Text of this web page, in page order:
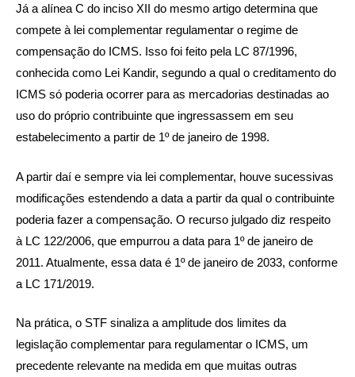
Já a alínea C do inciso XII do mesmo artigo determina que
compete à lei complementar regulamentar o regime de
compensação do ICMS. Isso foi feito pela LC 87/1996,
conhecida como Lei Kandir, segundo a qual o creditamento do
ICMS só poderia ocorrer para as mercadorias destinadas ao
uso do próprio contribuinte que ingressassem em seu
estabelecimento a partir de 1º de janeiro de 1998.
A partir daí e sempre via lei complementar, houve sucessivas
modificações estendendo a data a partir da qual o contribuinte
poderia fazer a compensação. O recurso julgado diz respeito
à LC 122/2006, que empurrou a data para 1º de janeiro de
2011. Atualmente, essa data é 1º de janeiro de 2033, conforme
a LC 171/2019.
Na prática, o STF sinaliza a amplitude dos limites da
legislação complementar para regulamentar o ICMS, um
precedente relevante na medida em que muitas outras